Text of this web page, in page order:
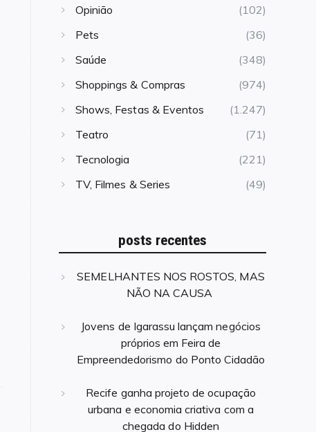
Opinião
(102)
Pets
(36)
Saúde
(348)
Shoppings & Compras
(974)
Shows, Festas & Eventos
(1.247)
Teatro
(71)
Tecnologia
(221)
TV, Filmes & Series
(49)
posts recentes
SEMELHANTES NOS ROSTOS, MAS
NÃO NA CAUSA
Jovens de Igarassu lançam negócios
próprios em Feira de
Empreendedorismo do Ponto Cidadão
Recife ganha projeto de ocupação
urbana e economia criativa com a
chegada do Hidden